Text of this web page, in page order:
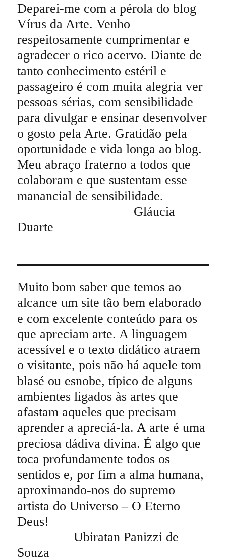
Deparei-me com a pérola do blog
Vírus da Arte. Venho
respeitosamente cumprimentar e
agradecer o rico acervo. Diante de
tanto conhecimento estéril e
passageiro é com muita alegria ver
pessoas sérias, com sensibilidade
para divulgar e ensinar desenvolver
o gosto pela Arte. Gratidão pela
oportunidade e vida longa ao blog.
Meu abraço fraterno a todos que
colaboram e que sustentam esse
manancial de sensibilidade.
Gláucia
Duarte
Muito bom saber que temos ao
alcance um site tão bem elaborado
e com excelente conteúdo para os
que apreciam arte. A linguagem
acessível e o texto didático atraem
o visitante, pois não há aquele tom
blasé ou esnobe, típico de alguns
ambientes ligados às artes que
afastam aqueles que precisam
aprender a apreciá-la. A arte é uma
preciosa dádiva divina. É algo que
toca profundamente todos os
sentidos e, por fim a alma humana,
aproximando-nos do supremo
artista do Universo – O Eterno
Deus!
Ubiratan Panizzi de
Souza